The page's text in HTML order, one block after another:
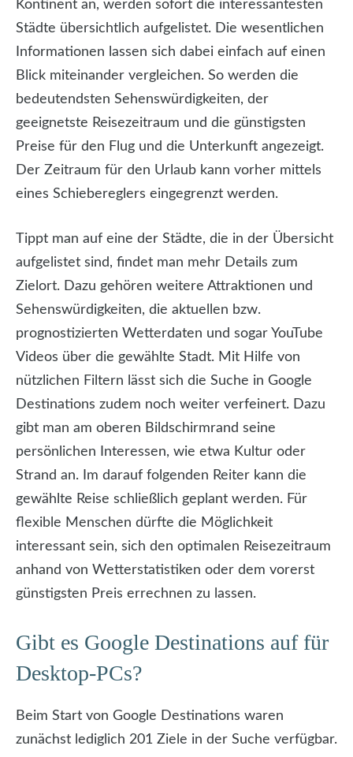
Kontinent an, werden sofort die interessantesten
Städte übersichtlich aufgelistet. Die wesentlichen
Informationen lassen sich dabei einfach auf einen
Blick miteinander vergleichen. So werden die
bedeutendsten Sehenswürdigkeiten, der
geeignetste Reisezeitraum und die günstigsten
Preise für den Flug und die Unterkunft angezeigt.
Der Zeitraum für den Urlaub kann vorher mittels
eines Schiebereglers eingegrenzt werden.
Tippt man auf eine der Städte, die in der Übersicht
aufgelistet sind, findet man mehr Details zum
Zielort. Dazu gehören weitere Attraktionen und
Sehenswürdigkeiten, die aktuellen bzw.
prognostizierten Wetterdaten und sogar YouTube
Videos über die gewählte Stadt. Mit Hilfe von
nützlichen Filtern lässt sich die Suche in Google
Destinations zudem noch weiter verfeinert. Dazu
gibt man am oberen Bildschirmrand seine
persönlichen Interessen, wie etwa Kultur oder
Strand an. Im darauf folgenden Reiter kann die
gewählte Reise schließlich geplant werden. Für
flexible Menschen dürfte die Möglichkeit
interessant sein, sich den optimalen Reisezeitraum
anhand von Wetterstatistiken oder dem vorerst
günstigsten Preis errechnen zu lassen.
Gibt es Google Destinations auf für
Desktop-PCs?
Beim Start von Google Destinations waren
zunächst lediglich 201 Ziele in der Suche verfügbar.